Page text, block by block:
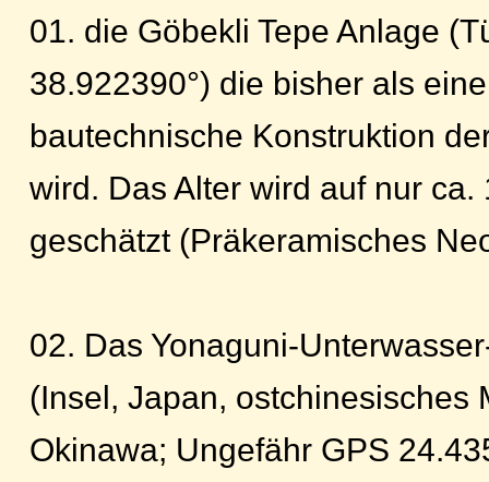
01. die Göbekli Tepe Anlage
38.922390°) die bisher als
bautechnische Konstruktion
wird. Das Alter wird auf nur ca.
geschätzt (Präkeramisches
02. Das Yonaguni-
(Insel, Japan, ostchinesisches
Okinawa; Ungefähr GPS